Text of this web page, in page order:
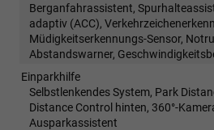
Berganfahrassistent,
adaptiv (ACC),
Müdigkeitserkennungs-Sensor,
Abstandswarner,
Einparkhilfe
Selbstlenkendes System, Park
Distance Control hinten, 360°-
Ausparkassistent